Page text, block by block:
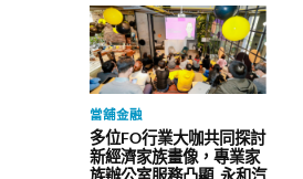
當舖金融
多位FO行業大咖共同探討
新經濟家族畫像，專業家
族辦公室服務凸顯_永和汽